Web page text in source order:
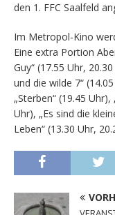
den 1. FFC Saalfeld
Im Metropol-Kino
Eine extra Portion
Guy“ (17.55 Uhr,
und die wilde 7“
„Sterben“ (19.45
Uhr), „Es sind die
Leben“ (13.30 Uhr,